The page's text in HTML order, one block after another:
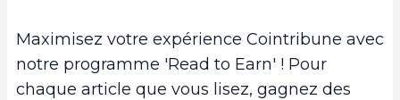
Maximisez votre expérience Cointribune avec
notre programme 'Read to Earn' ! Pour
chaque article que vous lisez, gagnez des